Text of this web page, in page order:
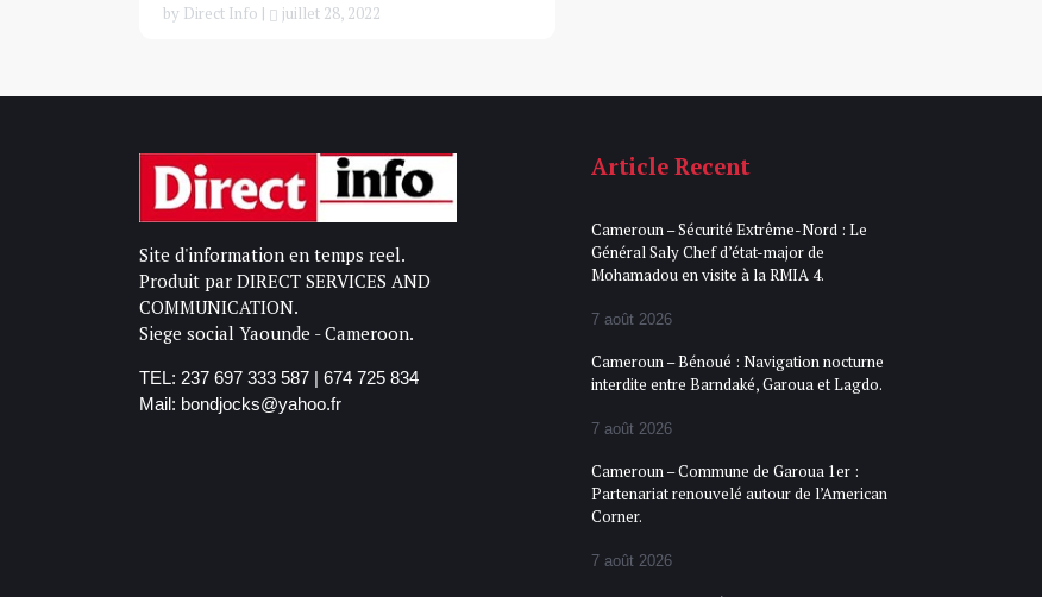
by Direct Info | juillet 28, 2022
Site d'information en temps reel.
Produit par DIRECT SERVICES AND
COMMUNICATION.
Siege social Yaounde - Cameroon.
TEL: 237 697 333 587 | 674 725 834
Mail: bondjocks@yahoo.fr
Article Recent
Cameroun – Sécurité Extrême-Nord : Le
Général Saly Chef d’état-major de
Mohamadou en visite à la RMIA 4.
7 août 2026
Cameroun – Bénoué : Navigation nocturne
interdite entre Barndaké, Garoua et Lagdo.
7 août 2026
Cameroun – Commune de Garoua 1er :
Partenariat renouvelé autour de l’American
Corner.
7 août 2026